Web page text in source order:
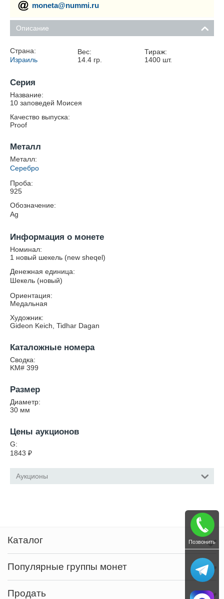
moneta@nummi.ru
Описание
Страна:
Израиль
Вес:
14.4гр.
Тираж:
1400 шт.
Серия
Название:
10 заповедей Моисея
Качество выпуска:
Proof
Металл
Металл:
Серебро
Проба:
925
Обозначение:
Ag
Информация о монете
Номинал:
1 новый шекель (new sheqel)
Денежная единица:
Шекель (новый)
Ориентация:
Медальная
Художник:
Gideon Keich, Tidhar Dagan
Каталожные номера
Сводка:
KM# 399
Размер
Диаметр:
30 мм
Цены аукционов
G:
1843 ₽
Аукционы
Каталог
Популярные группы монет
Продать
Позвонить